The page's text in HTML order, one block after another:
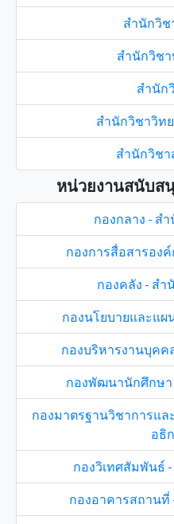
สำนักวิช
สำนักวิช
สำนัก
สำนักวิชาวิท
สำนักวิช
หน่วยงานสนับส
กองกลาง - ส
กองการสื่อสารอง
กองคลัง - สำ
กองนโยบายและแผ
กองบริหารงานบุคค
กองพัฒนานักศึกษา
กองมาตรฐานวิชาการแ
อธิ
กองวิเทศสัมพันธ์
กองอาคารสถานที่